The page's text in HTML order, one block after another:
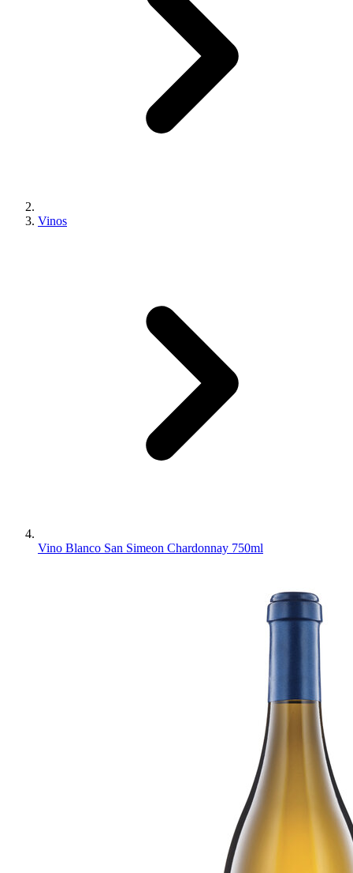
Vinos
Vino Blanco San Simeon Chardonnay 750ml